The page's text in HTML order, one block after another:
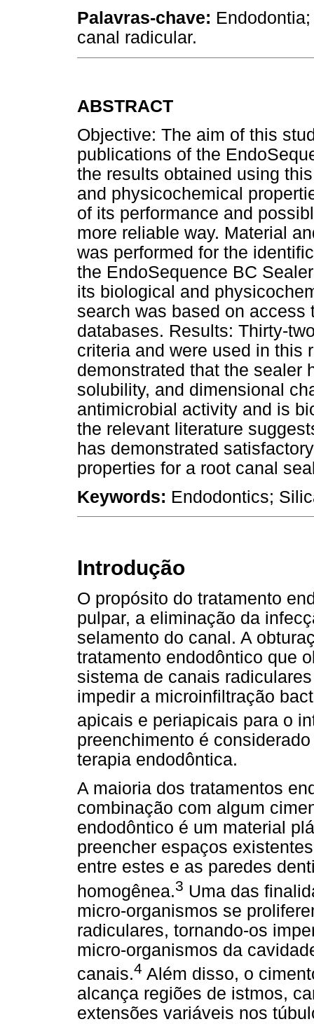
Palavras-chave:
canal radicular.
ABSTRACT
Objective: The aim of this
publications of the
the results obtained using
and physicochemical
of its performance and
more reliable way. Material
was performed for the
the EndoSequence BC
its biological and
search was based on access
databases. Results: Thirty-
criteria and were used in this
demonstrated that the sealer
solubility, and dimensional
antimicrobial activity and is
the relevant literature
has demonstrated
properties for a root canal
Keywords: Endodontics;
Introdução
O propósito do tratamento
pulpar, a eliminação da
selamento do canal. A
tratamento endodôntico que
sistema de canais
impedir a microinfiltração
apicais e periapicais para o
preenchimento é
terapia endodôntica.
A maioria dos tratamentos
combinação com algum
endodôntico é um material
preencher espaços
entre estes e as paredes
homogênea.3 Uma das
micro-organismos se
radiculares, tornando-os
micro-organismos da
canais.4 Além disso, o
alcança regiões de istmos,
extensões variáveis nos